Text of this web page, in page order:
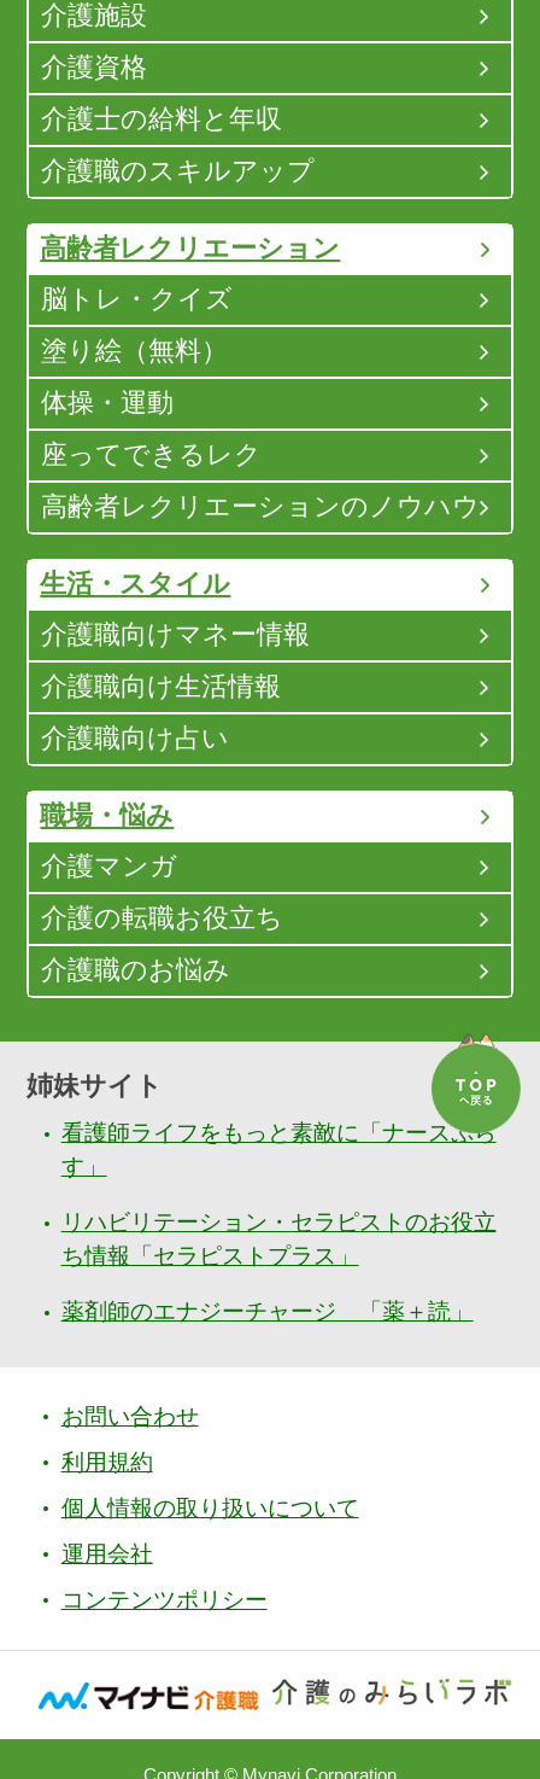
介護施設
介護資格
介護士の給料と年収
介護職のスキルアップ
高齢者レクリエーション
脳トレ・クイズ
塗り絵（無料）
体操・運動
座ってできるレク
高齢者レクリエーションのノウハウ
生活・スタイル
介護職向けマネー情報
介護職向け生活情報
介護職向け占い
職場・悩み
介護マンガ
介護の転職お役立ち
介護職のお悩み
姉妹サイト
看護師ライフをもっと素敵に「ナースぷら
す」
リハビリテーション・セラピストのお役立
ち情報「セラピストプラス」
薬剤師のエナジーチャージ 「薬＋読」
お問い合わせ
利用規約
個人情報の取り扱いについて
運用会社
コンテンツポリシー
Copyright © Mynavi Corporation